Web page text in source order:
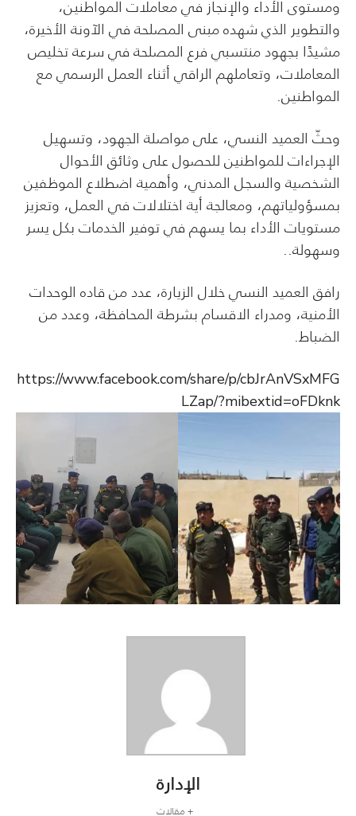
ومستوى الأداء والإنجاز في معاملات المواطنين،
والتطوير الذي شهده مبنى المصلحة في الآونة الأخيرة،
مشيدًا بجهود منتسبي فرع المصلحة في سرعة تخليص
المعاملات، وتعاملهم الراقي أثناء العمل الرسمي مع
المواطنين.
وحثّ العميد النسي، على مواصلة الجهود، وتسهيل
الإجراءات للمواطنين للحصول على وثائق الأحوال
الشخصية والسجل المدني، وأهمية اضطلاع الموظفين
بمسؤولياتهم، ومعالجة أية اختلالات في العمل، وتعزيز
مستويات الأداء بما يسهم في توفير الخدمات بكل يسر
وسهولة..
رافق العميد النسي خلال الزيارة، عدد من قاده الوحدات
الأمنية، ومدراء الاقسام بشرطة المحافظة، وعدد من
الضباط.
https://www.facebook.com/share/p/cbJrAnVSxMFG
LZap/?mibextid=oFDknk
الإدارة
+ مقالات